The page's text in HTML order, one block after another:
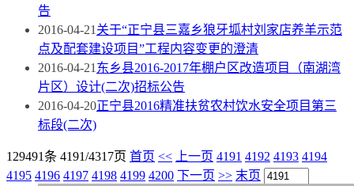
告
2016-04-21关于“正宁县三嘉乡狼牙坬村刘家店养羊示范
点及配套建设项目”工程内容变更的澄清
2016-04-21东乡县2016-2017年棚户区改造项目（南湖湾
片区）设计(二次)招标公告
2016-04-20正宁县2016精准扶贫农村饮水安全项目第三
标段(二次)
129491条 4191/4317页 首页 << 上一页 4191 4192 4193 4194
4195 4196 4197 4198 4199 4200 下一页 >> 末页